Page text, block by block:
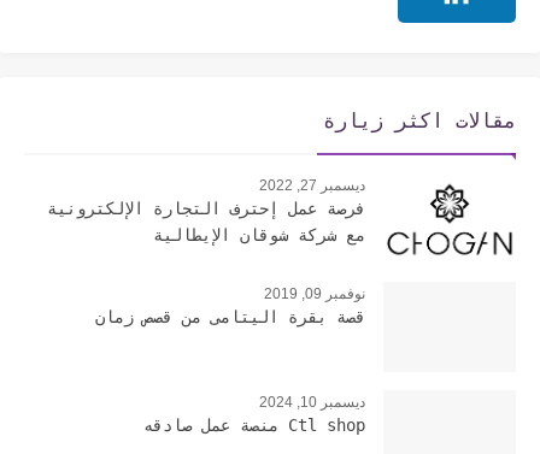
مقالات اكثر زيارة
ديسمبر 27, 2022
فرصة عمل إحترف التجارة الإلكترونية
مع شركة شوقان الإيطالية
نوفمبر 09, 2019
قصة بقرة اليتامى من قصص زمان
ديسمبر 10, 2024
Ctl shop منصة عمل صادقه